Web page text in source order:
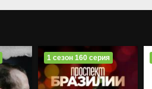
1 сезон 160 серия